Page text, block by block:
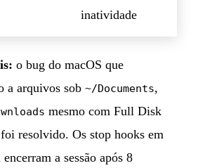
inatividade
o bug do macOS que
a arquivos sob ~/Documents,
mesmo com Full Disk
resolvido. Os stop hooks em
a sessão após 8